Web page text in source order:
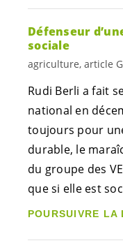
Défenseur
sociale
agriculture, article
Rudi Berli a fait
national en
toujours pour
durable, le
du groupe des
que si elle est
POURSUIVRE LA